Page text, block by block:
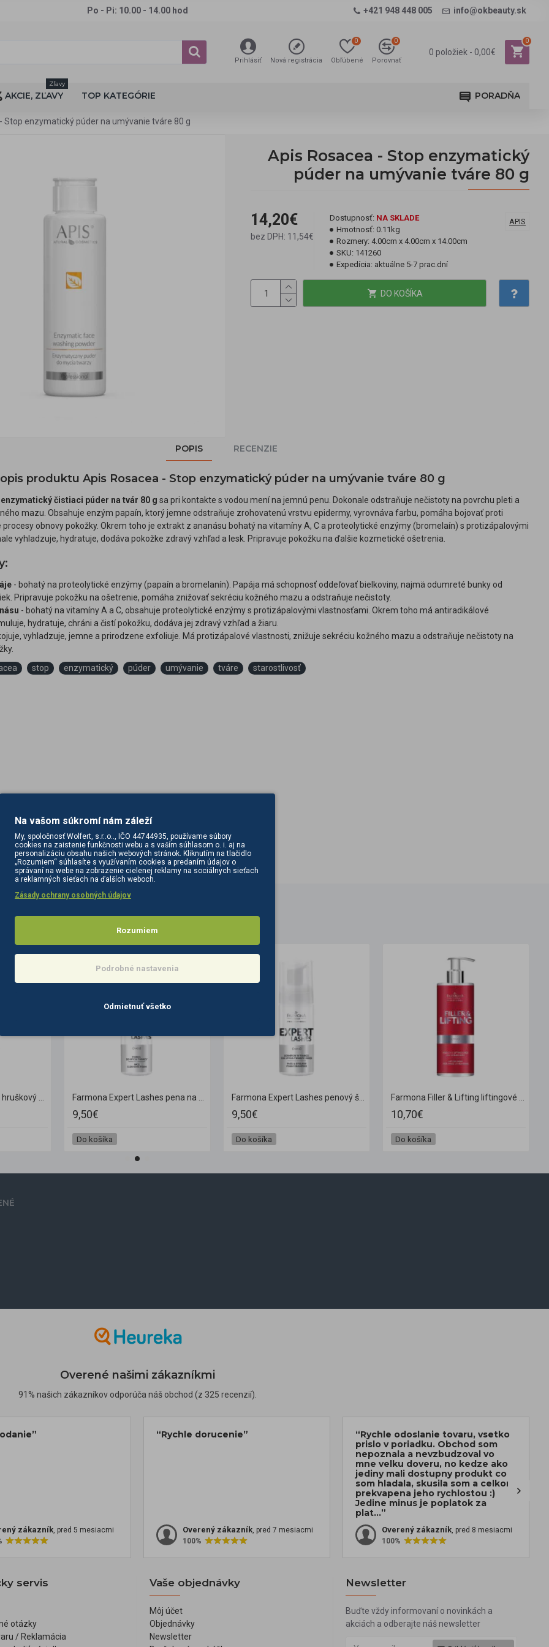
Po - Pi: 10.00 - 14.00 hod +421 948 448 005 info@okbeauty.sk
Prihlásiť Nová registrácia Obľúbené
0
Porovnať
0
0 položiek - 0,00€
0
AKCIE, ZĽAVY
Zľavy
TOP KATEGÓRIE PORADŇA
Stop enzymatický púder na umývanie tváre 80 g
Apis Rosacea - Stop enzymatický
púder na umývanie tváre 80 g
14,20€
bez DPH: 11,54€
Dostupnosť: NA SKLADE
Hmotnosť: 0.11kg
Rozmery: 4.00cm x 4.00cm x 14.00cm
SKU: 141260
Expedícia: aktuálne 5-7 prac.dní
APIS
DO KOŠÍKA
POPIS RECENZIE
produktu Apis Rosacea - Stop enzymatický púder na umývanie tváre 80 g
čistiaci púder na tvár 80 g sa pri kontakte s vodou mení na jemnú penu. Dokonale odstraňuje nečistoty na povrchu pleti a
mazu. Obsahuje enzým papaín, ktorý jemne odstraňuje zrohovatenú vrstvu epidermy, vyrovnáva farbu, pomáha bojovať proti
obnovy pokožky. Okrem toho je extrakt z ananásu bohatý na vitamíny A, C a proteolytické enzýmy (bromelaín) s protizápalovými
vyhladzuje, hydratuje, dodáva pokožke zdravý vzhľad a lesk. Pripravuje pokožku na ďalšie kozmetické ošetrenia.
- bohatý na proteolytické enzýmy (papaín a bromelanín). Papája má schopnosť oddeľovať bielkoviny, najmä odumreté bunky od
Pripravuje pokožku na ošetrenie, pomáha znižovať sekréciu kožného mazu a odstraňuje nečistoty.
- bohatý na vitamíny A a C, obsahuje proteolytické enzýmy s protizápalovými vlastnosťami. Okrem toho má antiradikálové
hydratuje, chráni a čistí pokožku, dodáva jej zdravý vzhľad a žiaru.
vyhladzuje, jemne a prirodzene exfoliuje. Má protizápalové vlastnosti, znižuje sekréciu kožného mazu a odstraňuje nečistoty na
stop enzymatický púder umývanie tváre starostlivosť
PODOBNÉ PRODUKTY SÚVISIACE PRODUKTY
9,50€
Do košíka
9,50€
Do košíka
10,70€
Do košíka
Overené našimi zákazníkmi
91% našich zákazníkov odporúča náš obchod (z 325 recenzií).
zákazník, pred 5 mesiacmi
“Rychle dorucenie”
Overený zákazník, pred 7 mesiacmi
100%
“Rychle odoslanie tovaru, vsetko
prislo v poriadku. Obchod som
nepoznala a nevzbudzoval vo
mne velku doveru, no kedze ako
jediny mali dostupny produkt co
som hladala, skusila som a celkom
prekvapena jeho rychlostou :)
Jedine minus je poplatok za
plat...”
Overený zákazník, pred 8 mesiacmi
100%
servis
otázky
/ Reklamácia
Vaše objednávky
Môj účet
Objednávky
Newsletter
Newsletter
Buďte vždy informovaní o novinkách a
akciách a odberajte náš newsletter
Na vašom súkromí nám záleží
My, spoločnosť Wolfert, s.r..o.., IČO 44744935, používame súbory
cookies na zaistenie funkčnosti webu a s vaším súhlasom o. i. aj na
personalizáciu obsahu našich webových stránok. Kliknutím na tlačidlo
„Rozumiem“ súhlasíte s využívaním cookies a predaním údajov o
správaní na webe na zobrazenie cielenej reklamy na sociálnych sieťach
a reklamných sieťach na ďalších weboch.
Zásady ochrany osobných údajov
Rozumiem
Podrobné nastavenia
Odmietnuť všetko